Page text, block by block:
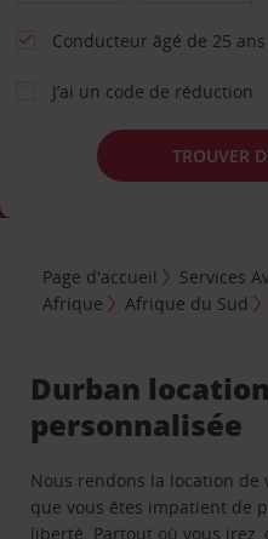
Conducteur âgé de 25
J’ai un code de réduction
TROUVER
Page d'accueil Services
Afrique
Afrique du Sud
Durban
personnalisée
Nous rendons la location de
que vous êtes impatient de
liberté. Partout où vous